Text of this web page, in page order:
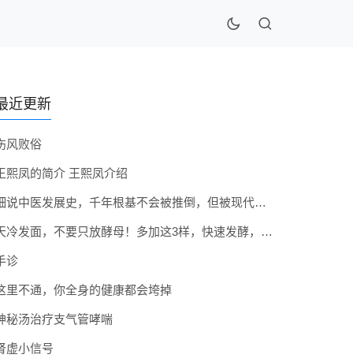
近更新
风败俗
熙凤的简介 王熙凤介绍
细说中医发展史，千年根基不会被推倒，但被现代医疗模式堵住出路
天冷发面，不要只放酵母！多加这3样，快速发酵，蓬松香软弹性十足
诊
里不通，你全身的健康都会垮掉
秘汤治疗支气管哮喘
虚小信号